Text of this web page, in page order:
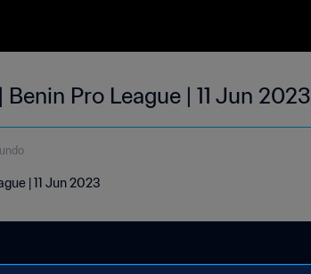
Benin Pro League | 11 Jun 2023
| 11 Jun 2023